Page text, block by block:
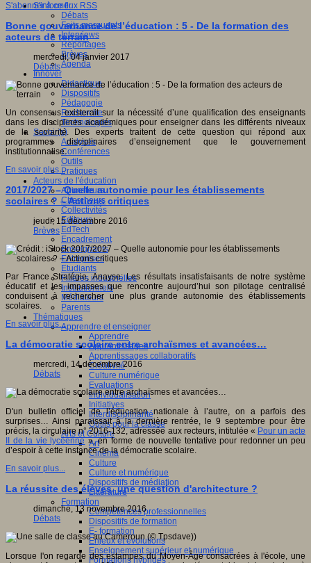
S'informer
Débats
Faits marquants
Interviews
Reportages
Brèves
Agenda
Innover
Didactique
Dispositifs
Pédagogie
Recherche
Technologies
Savoir(s)
Analyses
Conférences
Outils
Pratiques
Acteurs de l'éducation
Animateurs
Chercheurs
Collectivités
Editeurs
EdTech
Encadrement
Enseignants
Entreprises
Etudiants
Filières industrielles
Institutionnels
Médiateurs
Parents
Thématiques
Apprendre et enseigner
Apprendre
Apprentissages
Apprentissages collaboratifs
Créativité
Culture numérique
Evaluations
Individualisation
Initiatives
Interdisciplinarité
Outils pour la classe
Arts et Culture
Art
Cinéma
Culture
Culture et numérique
Dispositifs de médiation
Littérature
Formation
Compétences professionnelles
Dispositifs de formation
E- formation
Enjeux et évolutions
Enseignement supérieur et numérique
Formations hybrides
S'abonner à ce flux RSS
Bonne gouvernance de l’éducation : 5 - De la formation des
acteurs de terrain
mercredi, 04 janvier 2017
Débats
Un consensus existerait sur la nécessité d’une qualification des enseignants
dans les disciplines académiques pour enseigner dans les différents niveaux
de la scolarité. Des experts traitent de cette question qui répond aux
programmes disciplinaires d’enseignement que le gouvernement
institutionnalise.
En savoir plus...
2017/2027 – Quelle autonomie pour les établissements
scolaires ? – Actions critiques
jeudi, 15 décembre 2016
Brèves
Par France Stratégie, Anayse: Les résultats insatisfaisants de notre système
éducatif et les impasses que rencontre aujourd’hui son pilotage centralisé
conduisent à rechercher une plus grande autonomie des établissements
scolaires.
En savoir plus...
La démocratie scolaire entre archaïsmes et avancées…
mercredi, 14 décembre 2016
Débats
D'un bulletin officiel de l’éducation nationale à l’autre, on a parfois des
surprises… Ainsi paraissait à la dernière rentrée, le 9 septembre pour être
précis, la circulaire n° 2016-132, adressée aux recteurs, intitulée « Pour un acte
II de la vie lycéenne», en forme de nouvelle tentative pour redonner un peu
d’espoir à cette instance de la démocratie scolaire.
En savoir plus...
La réussite des élèves, une question d'architecture ?
dimanche, 13 novembre 2016
Débats
Lorsque l'on regarde des estampes du Moyen-Âge consacrées à l'école, une